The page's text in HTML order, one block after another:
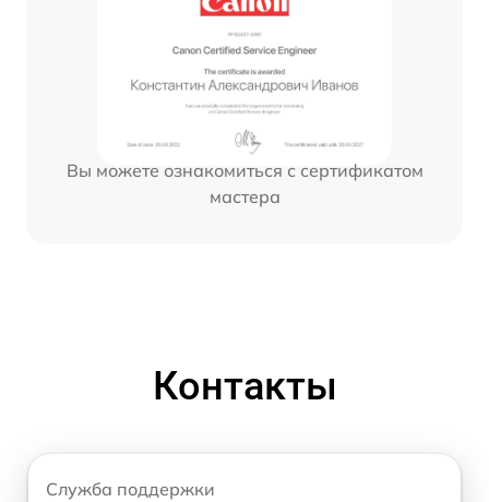
Вы можете ознакомиться с сертификатом
мастера
Контакты
Служба поддержки